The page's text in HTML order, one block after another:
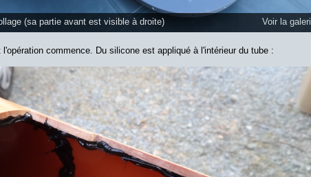
(sa partie avant est visible à droite) Voir la
commence. Du silicone est appliqué à l'intérieur du tube :